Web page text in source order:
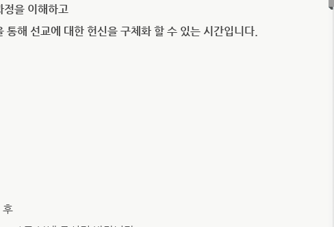
정을 이해하고
해 선교에 대한 헌신을 구체화 할 수 있는 시간입니다.
후